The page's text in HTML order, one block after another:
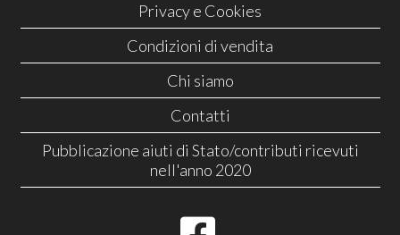
Privacy e Cookies
Condizioni di vendita
Chi siamo
Contatti
Pubblicazione aiuti di Stato/contributi ricevuti
nell'anno 2020